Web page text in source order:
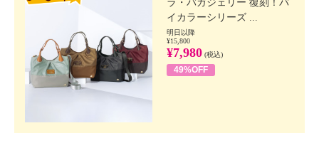
ラ・バガジェリー 復刻！バ
イカラーシリーズ ...
明日以降
¥15,800
¥7,980 (税込)
49%OFF